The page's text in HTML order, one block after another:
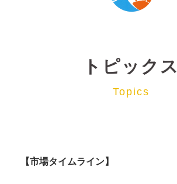
トピックス
Topics
【市場タイムライン】